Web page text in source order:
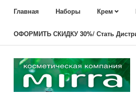
Главная Наборы Крем
ОФОРМИТЬ СКИДКУ 30%/ Стать